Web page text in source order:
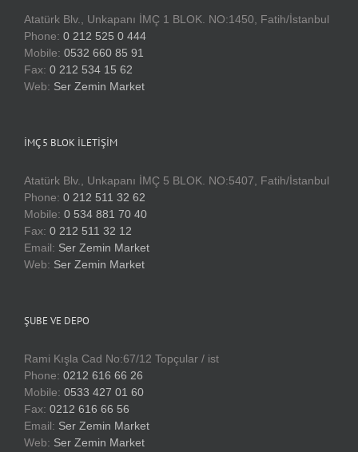
Atatürk Blv., Unkapanı İMÇ 1 BLOK. NO:1450, Fatih/İstanbul
Phone: 0 212 525 0 444
Mobile: 0532 660 85 91
Fax: 0 212 534 15 62
Web: Ser Zemin Market
İMÇ 5 BLOK İLETIŞIM
Atatürk Blv., Unkapanı İMÇ 5 BLOK. NO:5407, Fatih/İstanbul
Phone: 0 212 511 32 62
Mobile: 0 534 881 70 40
Fax: 0 212 511 32 12
Email: Ser Zemin Market
Web: Ser Zemin Market
ŞUBE VE DEPO
Rami Kışla Cad No:67/12 Topçular / ist
Phone: 0212 616 66 26
Mobile: 0533 427 01 60
Fax: 0212 616 66 56
Email: Ser Zemin Market
Web: Ser Zemin Market